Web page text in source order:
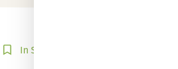
In
In Sammlung speichern